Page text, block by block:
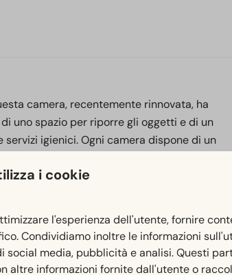
camera, recentemente rinnovata, ha
uno spazio per riporre gli oggetti e di un
igienici. Ogni camera dispone di un
visitare il nostro ristorante ogni giorno per
la connessione Wi-Fi.
nell'alloggio.
i cookie
l'esperienza dell'utente, fornire
Condividiamo inoltre le informazioni
social media, pubblicità e analisi. Questi
altre informazioni fornite dall'utente o